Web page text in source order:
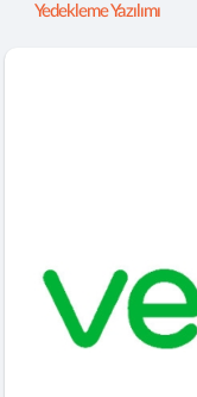
Yedekleme Yazılımı